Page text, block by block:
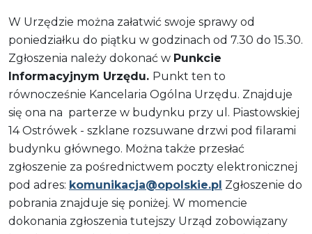
W Urzędzie można załatwić swoje sprawy od
poniedziałku do piątku w godzinach od 7.30 do 15.30.
Zgłoszenia należy dokonać w Punkcie
Informacyjnym Urzędu. Punkt ten to
równocześnie Kancelaria Ogólna Urzędu. Znajduje
się ona na parterze w budynku przy ul. Piastowskiej
14 Ostrówek - szklane rozsuwane drzwi pod filarami
budynku głównego. Można także przesłać
zgłoszenie za pośrednictwem poczty elektronicznej
pod adres: komunikacja@opolskie.pl Zgłoszenie do
pobrania znajduje się poniżej. W momencie
dokonania zgłoszenia tutejszy Urząd zobowiązany